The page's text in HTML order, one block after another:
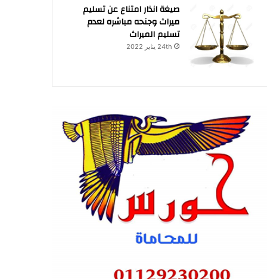
صيغة انذار امتناع عن تسليم
ميراث وجنحه مباشره لعدم
تسليم الميراث
24th يناير 2022